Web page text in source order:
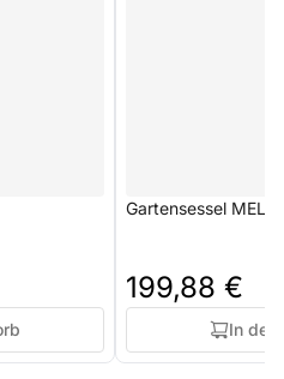
Gartensessel
199,88 €
In den